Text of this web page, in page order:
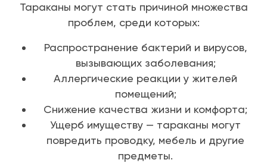
Тараканы могут стать причиной множества
проблем, среди которых:
Распространение бактерий и вирусов,
вызывающих заболевания;
Аллергические реакции у жителей
помещений;
Снижение качества жизни и комфорта;
Ущерб имуществу — тараканы могут
повредить проводку, мебель и другие
предметы.